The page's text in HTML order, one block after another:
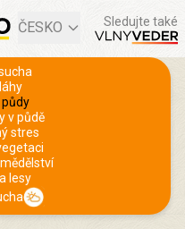
ČESKO Sledujte také
půdy
v půdě
stres
lesy